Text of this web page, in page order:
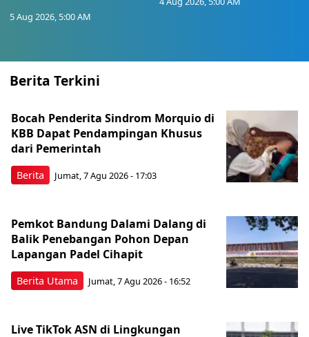
5 Aug 2026, 5:00 AM
Berita Terkini
Berita
Bocah Penderita Sindrom Morquio di
KBB Dapat Pendampingan Khusus
dari Pemerintah
Jumat, 7 Agu 2026 - 17:03
Berita Utama
Pemkot Bandung Dalami Dalang di
Balik Penebangan Pohon Depan
Lapangan Padel Cihapit
Jumat, 7 Agu 2026 - 16:52
Live TikTok ASN di Lingkungan